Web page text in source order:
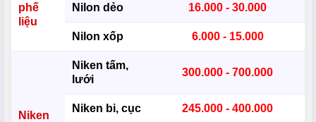
phế
liệu
Nilon dẻo 16.000 - 30.000
Nilon xốp 6.000 - 15.000
Niken
Niken tấm,
lưới
300.000 - 700.000
Niken bi, cục 245.000 - 400.000